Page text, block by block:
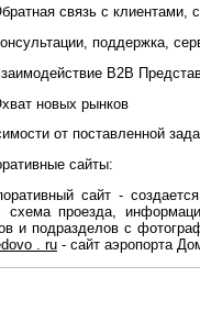
связь с клиентами,
поддержка,
В2В
новых рынков
от поставленной
сайты:
сайт -
схема проезда,
и подразделов с
. ru - сайт аэропорта